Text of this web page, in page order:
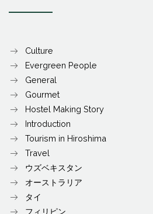
Culture
Evergreen People
General
Gourmet
Hostel Making Story
Introduction
Tourism in Hiroshima
Travel
ウズベキスタン
オーストラリア
タイ
フィリピン